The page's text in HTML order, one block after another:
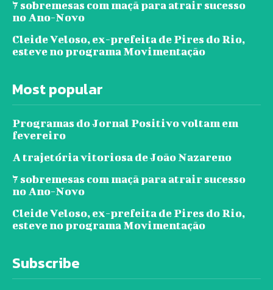
7 sobremesas com maçã para atrair sucesso
no Ano-Novo
Cleide Veloso, ex-prefeita de Pires do Rio,
esteve no programa Movimentação
Most popular
Programas do Jornal Positivo voltam em
fevereiro
A trajetória vitoriosa de João Nazareno
7 sobremesas com maçã para atrair sucesso
no Ano-Novo
Cleide Veloso, ex-prefeita de Pires do Rio,
esteve no programa Movimentação
Subscribe